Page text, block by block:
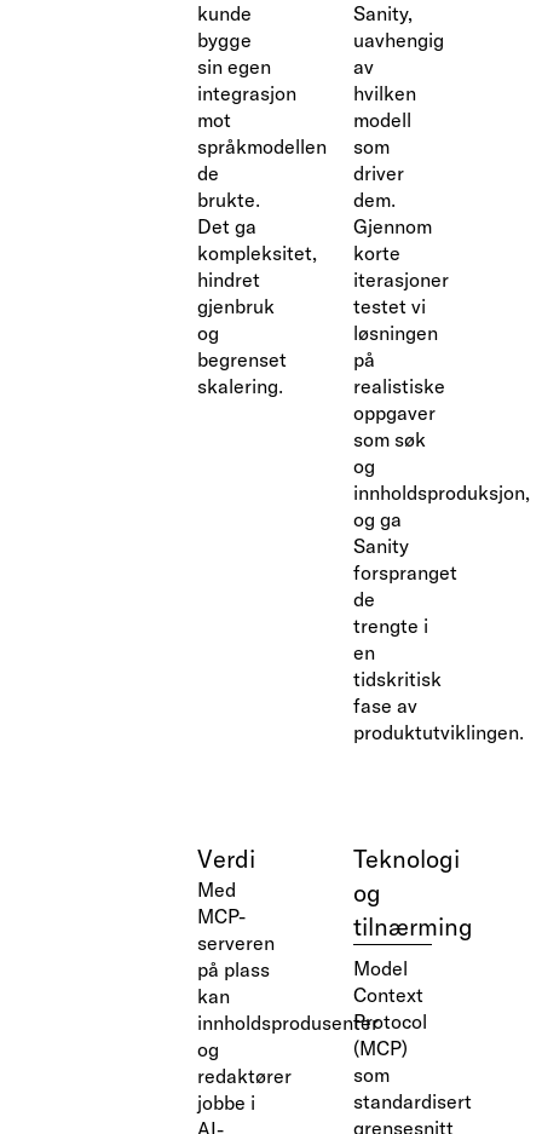
kunde
bygge
sin egen
integrasjon
mot
språkmodellen
de
brukte.
Det ga
kompleksitet,
hindret
gjenbruk
og
begrenset
skalering.
Sanity,
uavhengig
av
hvilken
modell
som
driver
dem.
Gjennom
korte
iterasjoner
testet vi
løsningen
på
realistiske
oppgaver
som søk
og
innholdsproduksjon,
og ga
Sanity
forspranget
de
trengte i
en
tidskritisk
fase av
produktutviklingen.
Verdi
Med
MCP-
serveren
på plass
kan
innholdsprodusenter
og
redaktører
jobbe i
AI-
Teknologi
og
tilnærming
Model
Context
Protocol
(MCP)
som
standardisert
grensesnitt